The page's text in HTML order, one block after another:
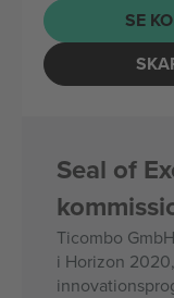
SE
Seal of
Ticombo
i Horizon